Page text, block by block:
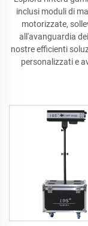
inclusi moduli di
motorizzate,
all'avanguardia
nostre efficienti
personalizzati e